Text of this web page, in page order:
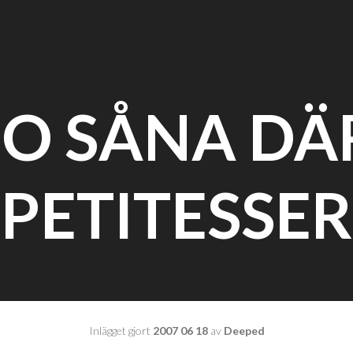
SÅNA
PETITESSER
Inlägget gjort 2007 06 18av Deeped